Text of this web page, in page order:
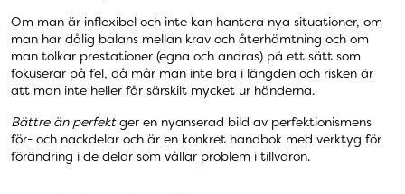
Om man är inflexibel och inte kan hantera nya situationer, om
man har dålig balans mellan krav och återhämtning och om
man tolkar prestationer (egna och andras) på ett sätt som
fokuserar på fel, då mår man inte bra i längden och risken är
att man inte heller får särskilt mycket ur händerna.
Bättre än perfektger en nyanserad bild av perfektionismens
för- och nackdelar och är en konkret handbok med verktyg för
förändring i de delar som vållar problem i tillvaron.